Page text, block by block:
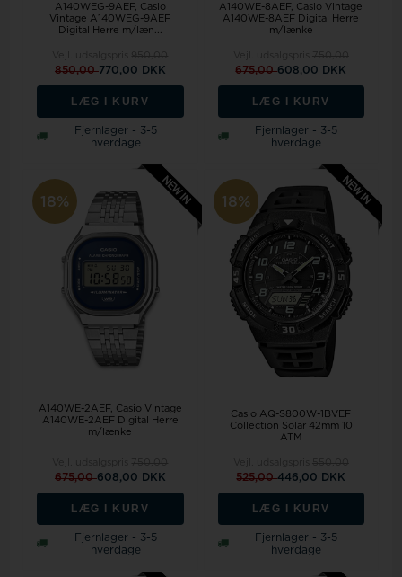
A140WEG-9AEF, Casio
Vintage A140WEG-9AEF
Digital Herre m/læn...
850,00770,00 DKK
LÆG I KURV
Fjernlager - 3-5
hverdage
A140WE-8AEF, Casio Vintage
A140WE-8AEF Digital Herre
m/lænke
675,00608,00 DKK
LÆG I KURV
Fjernlager - 3-5
hverdage
18%
A140WE-2AEF, Casio Vintage
A140WE-2AEF Digital Herre
m/lænke
675,00608,00 DKK
LÆG I KURV
Fjernlager - 3-5
hverdage
18%
Casio AQ-S800W-1BVEF
Collection Solar 42mm 10
ATM
525,00446,00 DKK
LÆG I KURV
Fjernlager - 3-5
hverdage